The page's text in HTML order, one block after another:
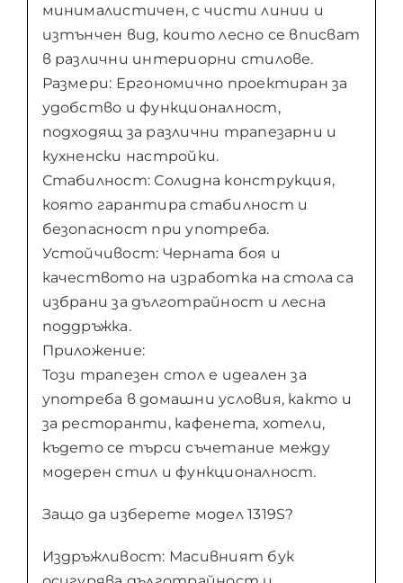
минималистичен, с чисти линии и
изтънчен вид, които лесно се вписват
в различни интериорни стилове.
Размери: Ергономично проектиран за
удобство и функционалност,
подходящ за различни трапезарни и
кухненски настройки.
Стабилност: Солидна конструкция,
която гарантира стабилност и
безопасност при употреба.
Устойчивост: Черната боя и
качеството на изработка на стола са
избрани за дълготрайност и лесна
поддръжка.
Приложение:
Този трапезен стол е идеален за
употреба в домашни условия, както и
за ресторанти, кафенета, хотели,
където се търси съчетание между
модерен стил и функционалност.
Защо да изберете модел 1319S?
Издръжливост: Масивният бук